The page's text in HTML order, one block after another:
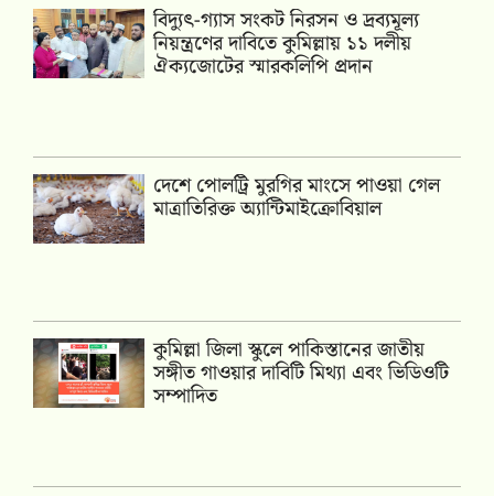
‎বিদ্যুৎ-গ্যাস সংকট নিরসন ও দ্রব্যমূল্য
নিয়ন্ত্রণের দাবিতে কুমিল্লায় ১১ দলীয়
ঐক‍্যজোটের স্মারকলিপি প্রদান
দেশে পোলট্রি মুরগির মাংসে পাওয়া গেল
মাত্রাতিরিক্ত অ্যান্টিমাইক্রোবিয়াল
কুমিল্লা জিলা স্কুলে পাকিস্তানের জাতীয়
সঙ্গীত গাওয়ার দাবিটি মিথ্যা এবং ভিডিওটি
সম্পাদিত